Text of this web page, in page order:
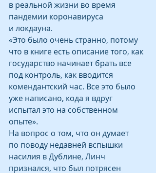
в реальной жизни во время
пандемии коронавируса
и локдауна.
«Это было очень странно, потому
что в книге есть описание того, как
государство начинает брать все
под контроль, как вводится
комендантский час. Все это было
уже написано, кода я вдруг
испытал это на собственном
опыте».
На вопрос о том, что он думает
по поводу недавней вспышки
насилия в Дублине, Линч
признался, что был потрясен